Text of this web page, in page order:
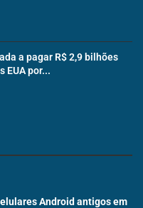
a pagar R$ 2,9 bilhões
EUA por...
Android antigos em